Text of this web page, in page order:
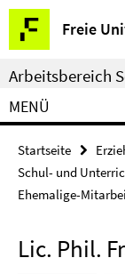
Springe
direkt
zu
Inhalt
Freie
Service-
Navigation
Arbeitsbereich
MENÜ
Startseite
Schul- und
Ehemalige-
Lic. Phil.